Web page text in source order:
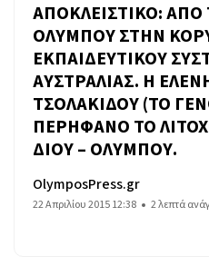
ΑΠΟΚΛΕΙΣΤΙΚΟ:
ΟΛΥΜΠΟΥ ΣΤΗΝ
ΕΚΠΑΙΔΕΥΤΙΚΟΥ
ΑΥΣΤΡΑΛΙΑΣ. Η
ΤΣΟΛΑΚΙΔΟΥ (ΤΟ
ΠΕΡΗΦΑΝΟ ΤΟ
ΔΙΟΥ – ΟΛΥΜΠΟΥ.
OlymposPress.gr
22 Απριλίου 2015 12:38 2 λεπτά